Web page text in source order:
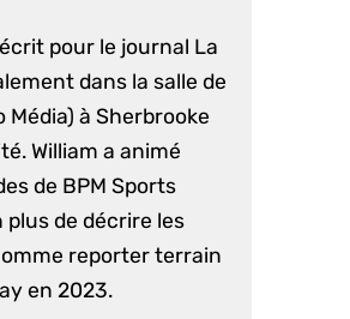
pour le journal La
dans la salle de
Média) à Sherbrooke
William a animé
de BPM Sports
de décrire les
reporter terrain
en 2023.